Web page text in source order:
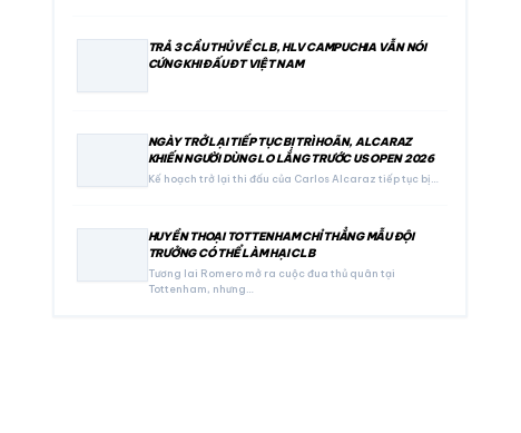
TRẢ 3 CẦU THỦ VỀ CLB, HLV CAMPUCHIA VẪN NÓI
CỨNG KHI ĐẤU ĐT VIỆT NAM
NGÀY TRỞ LẠI TIẾP TỤC BỊ TRÌ HOÃN, ALCARAZ
KHIẾN NGƯỜI DÙNG LO LẮNG TRƯỚC US OPEN 2026
Kế hoạch trở lại thi đấu của Carlos Alcaraz tiếp tục bị…
HUYỀN THOẠI TOTTENHAM CHỈ THẲNG MẪU ĐỘI
TRƯỞNG CÓ THỂ LÀM HẠI CLB
Tương lai Romero mở ra cuộc đua thủ quân tại
Tottenham, nhưng…